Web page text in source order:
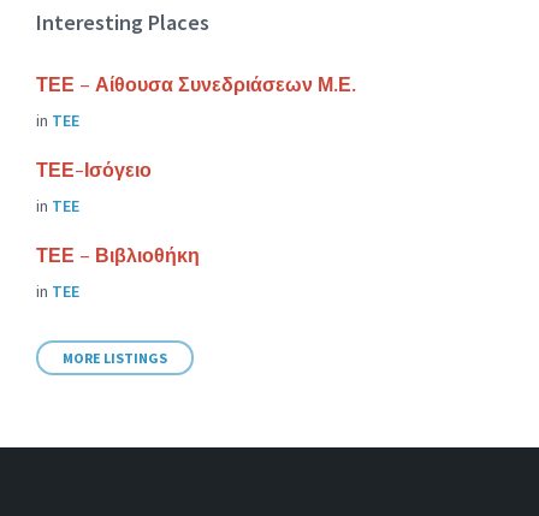
Interesting Places
ΤΕΕ – Αίθουσα Συνεδριάσεων Μ.Ε.
in ΤΕΕ
ΤΕΕ-Ισόγειο
in ΤΕΕ
ΤΕΕ – Βιβλιοθήκη
in ΤΕΕ
MORE LISTINGS